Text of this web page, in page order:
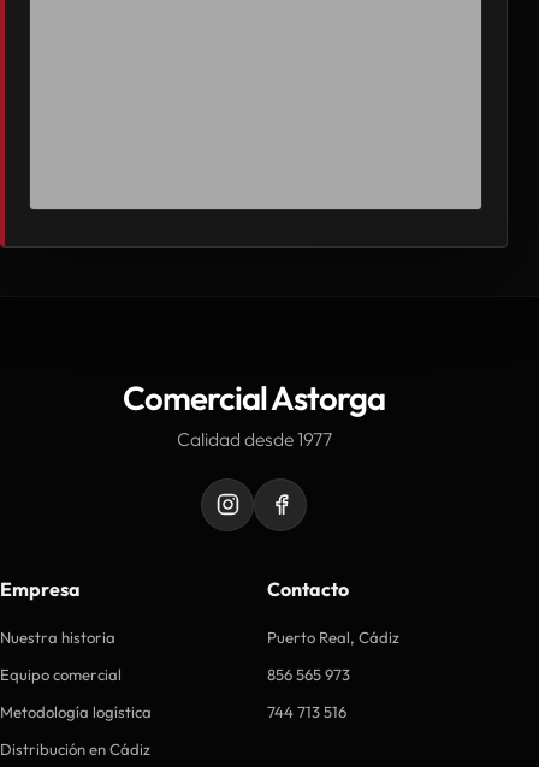
Comercial Astorga
Calidad desde 1977
Empresa
Nuestra historia
Equipo comercial
Metodología logística
Distribución en Cádiz
Contacto
Puerto Real, Cádiz
856 565 973
744 713 516